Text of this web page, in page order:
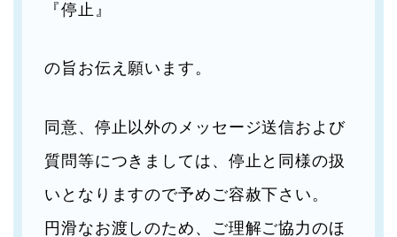
『停止』
の旨お伝え願います。
同意、停止以外のメッセージ送信および
質問等につきましては、停止と同様の扱
いとなりますので予めご容赦下さい。
円滑なお渡しのため、ご理解ご協力のほ